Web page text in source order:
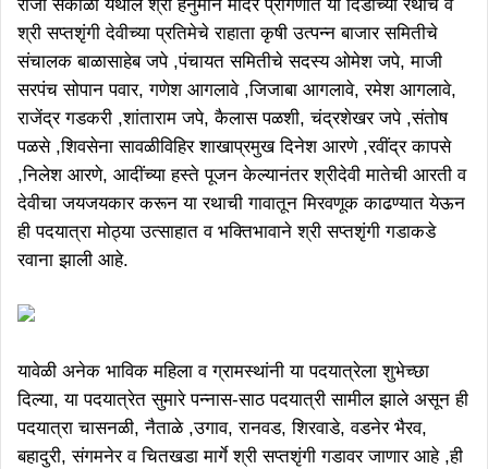
रोजी सकाळी येथील श्री हनुमान मंदिर प्रांगणात या दिंडीच्या रथाचे व
श्री सप्तशृंगी देवीच्या प्रतिमेचे राहाता कृषी उत्पन्न बाजार समितीचे
संचालक बाळासाहेब जपे ,पंचायत समितीचे सदस्य ओमेश जपे, माजी
सरपंच सोपान पवार, गणेश आगलावे ,जिजाबा आगलावे, रमेश आगलावे,
राजेंद्र गडकरी ,शांताराम जपे, कैलास पळशी, चंद्रशेखर जपे ,संतोष
पळसे ,शिवसेना सावळीविहिर शाखाप्रमुख दिनेश आरणे ,रवींद्र कापसे
,निलेश आरणे, आदींच्या हस्ते पूजन केल्यानंतर श्रीदेवी मातेची आरती व
देवीचा जयजयकार करून या रथाची गावातून मिरवणूक काढण्यात येऊन
ही पदयात्रा मोठ्या उत्साहात व भक्तिभावाने श्री सप्तशृंगी गडाकडे
रवाना झाली आहे.
यावेळी अनेक भाविक महिला व ग्रामस्थांनी या पदयात्रेला शुभेच्छा
दिल्या, या पदयात्रेत सुमारे पन्नास-साठ पदयात्री सामील झाले असून ही
पदयात्रा चासनळी, नैताळे ,उगाव, रानवड, शिरवाडे, वडनेर भैरव,
बहादुरी, संगमनेर व चितखडा मार्गे श्री सप्तशृंगी गडावर जाणार आहे ,ही